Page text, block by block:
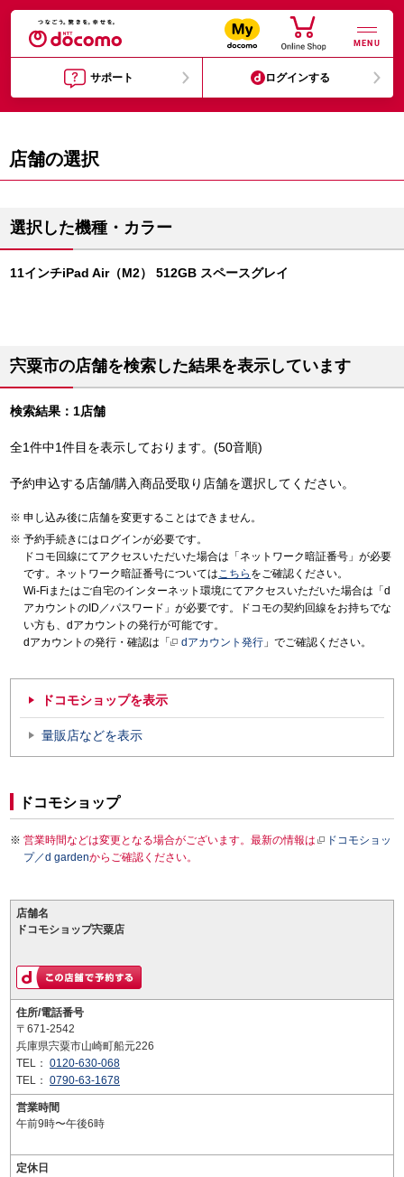
MENU
サポート ログインする
店舗の選択
選択した機種・カラー
11インチiPad Air（M2） 512GB スペースグレイ
宍粟市の店舗を検索した結果を表示しています
検索結果：1店舗
全1件中1件目を表示しております。(50音順)
予約申込する店舗/購入商品受取り店舗を選択してください。
申し込み後に店舗を変更することはできません。
予約手続きにはログインが必要です。
ドコモ回線にてアクセスいただいた場合は「ネットワーク暗証番号」が必要
です。ネットワーク暗証番号についてはこちら をご確認ください。
Wi-Fiまたはご自宅のインターネット環境にてアクセスいただいた場合は「d
アカウントのID／パスワード」が必要です。ドコモの契約回線をお持ちでな
い方も、dアカウントの発行が可能です。
dアカウントの発行・確認は「
dアカウント発行 」でご確認ください。
ドコモショップを表示
量販店などを表示
ドコモショップ
営業時間などは変更となる場合がございます。最新の情報は
ドコモショッ
プ／d gardenからご確認ください。
店舗名
ドコモショップ宍粟店
住所/電話番号
〒671-2542
兵庫県宍粟市山崎町船元226
TEL： 0120-630-068
TEL： 0790-63-1678
営業時間
午前9時〜午後6時
定休日